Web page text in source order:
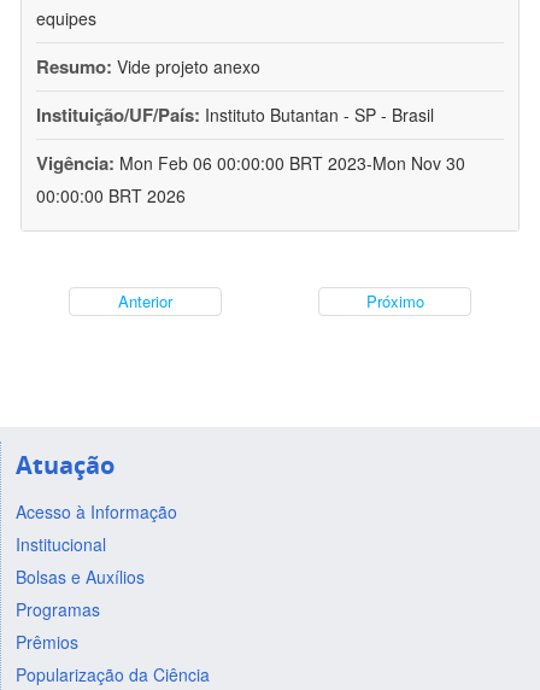
equipes
Resumo: Vide projeto anexo
Instituição/UF/País: Instituto Butantan - SP - Brasil
Vigência: Mon Feb 06 00:00:00 BRT 2023-Mon Nov 30
00:00:00 BRT 2026
Anterior Próximo
Atuação
Acesso à Informação
Institucional
Bolsas e Auxílios
Programas
Prêmios
Popularização da Ciência